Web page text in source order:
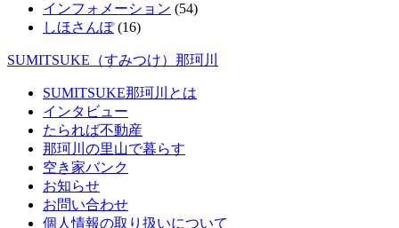
インフォメーション (54)
しほさんぽ(16)
SUMITSUKE（すみつけ）那珂川
SUMITSUKE那珂川とは
インタビュー
たられば不動産
那珂川の里山で暮らす
空き家バンク
お知らせ
お問い合わせ
個人情報の取り扱いについて